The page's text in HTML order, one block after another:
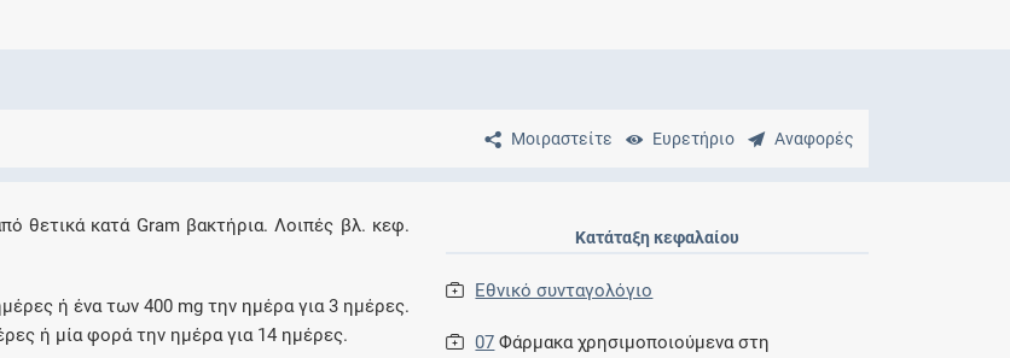
για την ασφάλεια χορήγησης
Μοιραστείτε Ευρετήριο Αναφορές
θετικά κατά Gram βακτήρια. Λοιπές βλ. κεφ.
ή ένα των 400 mg την ημέρα για 3 ημέρες.
ή μία φορά την ημέρα για 14 ημέρες.
Κατάταξη κεφαλαίου
Εθνικό συνταγολόγιο
07 Φάρμακα χρησιμοποιούμενα στη